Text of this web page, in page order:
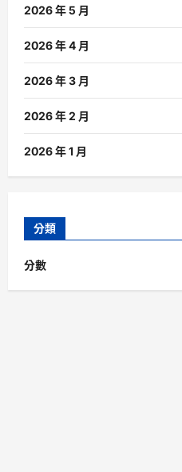
2026 年 5 月
2026 年 4 月
2026 年 3 月
2026 年 2 月
2026 年 1 月
分類
分數